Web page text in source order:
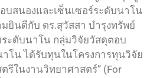
บสนองและเซ็นเซอร์ระดับนาโน
ยินดีกับ ดร.สุวัสสา บำรุงทรัพย์
ะดับนาโน กลุ่มวิจัยวัสดุตอบ
โน ได้รับทุนในโครงการทุนวิจัย
รีในงานวิทยาศาสตร์” (For